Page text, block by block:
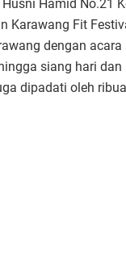
Hamid No.21
Karawang Fit
dengan
siang hari
dipadati oleh